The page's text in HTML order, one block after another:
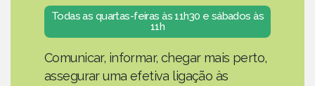
Todas as quartas-feiras às 11h30 e sábados às
11h
Comunicar, informar, chegar mais perto,
assegurar uma efetiva ligação às